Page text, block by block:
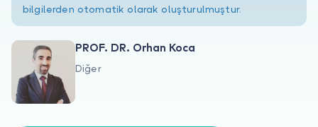
Hakkımızda
bilgilerden otomatik olarak oluşturulmuştur.
PROF. DR. Orhan Koca
Diğer